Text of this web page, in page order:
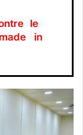
le
in